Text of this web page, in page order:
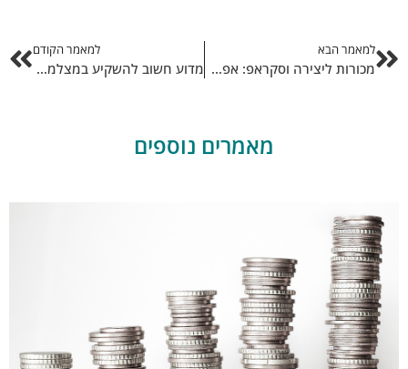
למאמר הבא
מכורות ליצירה וסקראפ: אפשר ליצור גם בלי לקרוע את הארנק!
למאמר הקודם
מדוע חשוב להשקיע במצלמות בגני הילדים?
מאמרים נוספים